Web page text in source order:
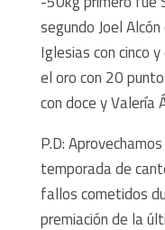
segundo Joel
Iglesias con cinco
el oro con 20
con doce y Valería
P.D:
temporada de
fallos cometidos
premiación de la